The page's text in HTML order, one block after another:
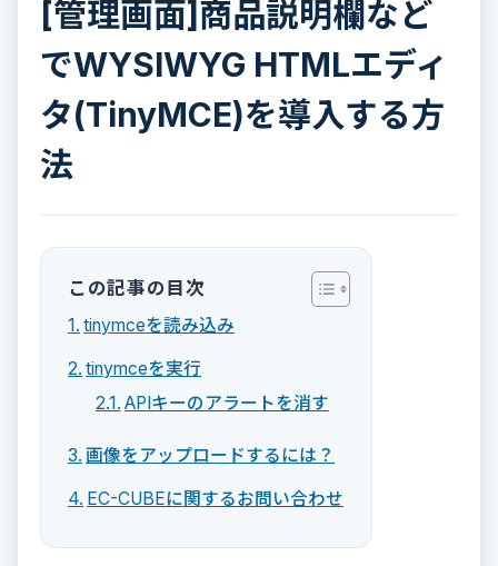
[管理画面]商品説明欄など
でWYSIWYG HTMLエディ
タ(TinyMCE)を導入する方
法
この記事の目次
tinymceを読み込み
tinymceを実行
APIキーのアラートを消す
画像をアップロードするには？
EC-CUBEに関するお問い合わせ